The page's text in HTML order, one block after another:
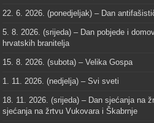
22. 6. 2026. (ponedjeljak) – Dan
5. 8. 2026. (srijeda) – Dan pobjede i
hrvatskih branitelja
15. 8. 2026. (subota) – Velika Gospa
1. 11. 2026. (nedjelja) – Svi sveti
18. 11. 2026. (srijeda) – Dan sjećanja na
sjećanja na žrtvu Vukovara i Škabrnje